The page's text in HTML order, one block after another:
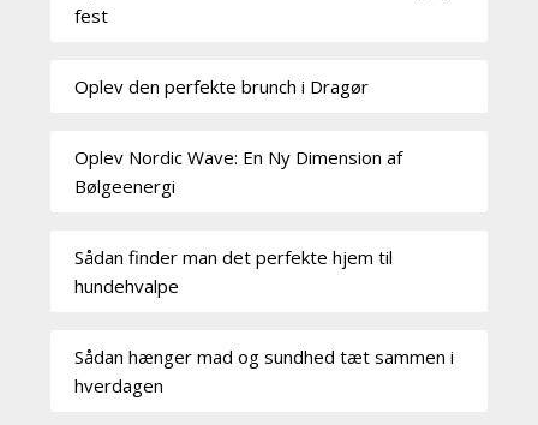
fest
Oplev den perfekte brunch i Dragør
Oplev Nordic Wave: En Ny Dimension af
Bølgeenergi
Sådan finder man det perfekte hjem til
hundehvalpe
Sådan hænger mad og sundhed tæt sammen i
hverdagen